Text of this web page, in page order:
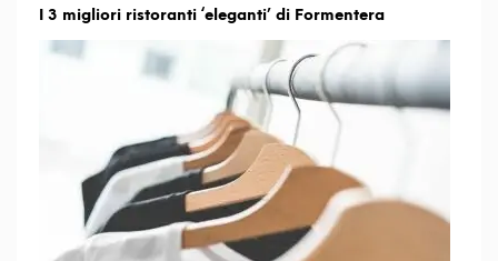
I 3 migliori ristoranti ‘eleganti’ di Formentera